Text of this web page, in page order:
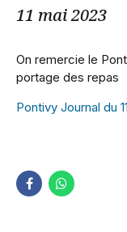
11 mai 2023
On remercie le
portage des repas
Pontivy Journal du